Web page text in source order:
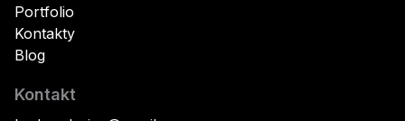
Portfolio
Kontakty
Blog
Kontakt